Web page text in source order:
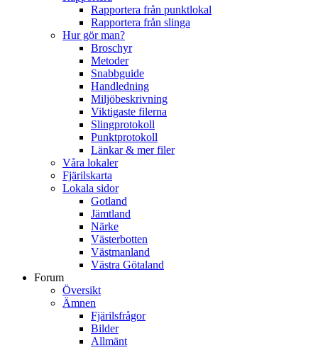
Rapportera från punktlokal
Rapportera från slinga
Hur gör man?
Broschyr
Metoder
Snabbguide
Handledning
Miljöbeskrivning
Viktigaste filerna
Slingprotokoll
Punktprotokoll
Länkar & mer filer
Våra lokaler
Fjärilskarta
Lokala sidor
Gotland
Jämtland
Närke
Västerbotten
Västmanland
Västra Götaland
Forum
Översikt
Ämnen
Fjärilsfrågor
Bilder
Allmänt